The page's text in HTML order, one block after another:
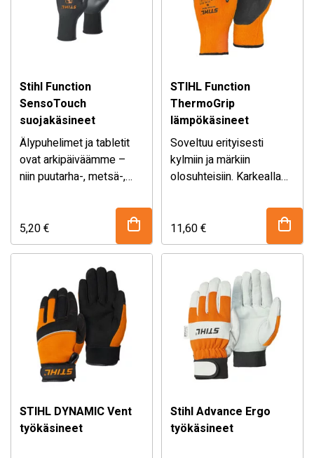
vaatiiviin töihin.
Stihl Function
SensoTouch
suojakäsineet
Älypuhelimet ja tabletit
ovat arkipäiväämme –
niin puutarha-, metsä-,
Yleiskäyttöistä
FUNCTION SensoTouch -
digitaalisten laitteiden
käyttöä varten.
5,20€
STIHL Function
ThermoGrip
lämpökäsineet
Soveltuu erityisesti
kylmiin ja märkiin
olosuhteisiin. Karkealla
käsineet, jossa hyvä pito
sekä erinomainen
11,60€
STIHL DYNAMIC Vent
työkäsineet
Stihl Advance Ergo
työkäsineet